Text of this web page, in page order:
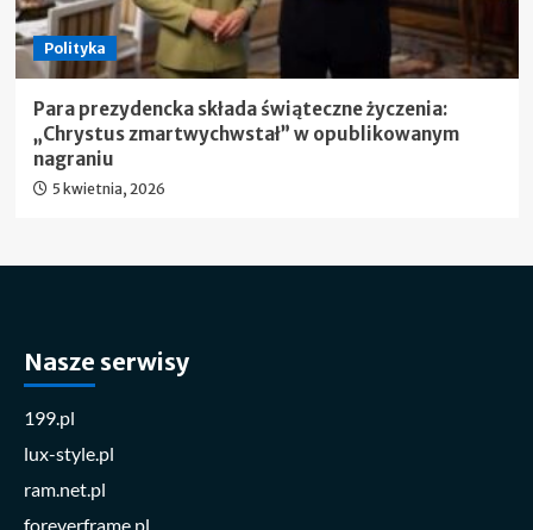
Polityka
Para prezydencka składa świąteczne życzenia:
„Chrystus zmartwychwstał” w opublikowanym
nagraniu
5 kwietnia, 2026
Nasze serwisy
199.pl
lux-style.pl
ram.net.pl
foreverframe.pl